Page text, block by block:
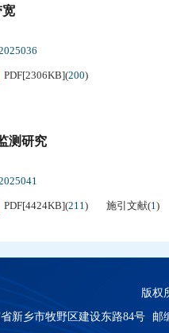
宽
PDF[2306KB](200)
测研究
PDF[4424KB](211) 施引文献(1)
版权
新乡市牧野区建设东路84号
邮